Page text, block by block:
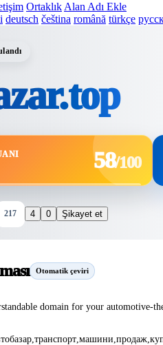
Ortaklık Alan Adı Ekle
deutsch čeština română türkçe
58/100
217 4 0 Şikayet et
Otomatik çeviri
domain for your
транспорт машини продаж